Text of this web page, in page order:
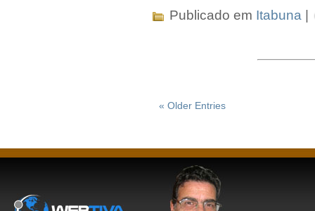
Publicado em Itabuna |
« Older Entries